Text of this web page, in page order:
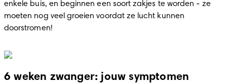
enkele buis, en beginnen een soort zakjes te worden - ze
moeten nog veel groeien voordat ze lucht kunnen
doorstromen!
6 weken zwanger: jouw symptomen